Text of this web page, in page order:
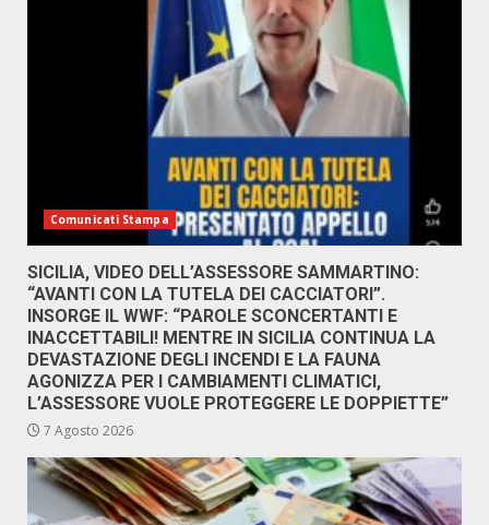
Comunicati Stampa
SICILIA, VIDEO DELL’ASSESSORE SAMMARTINO:
“AVANTI CON LA TUTELA DEI CACCIATORI”.
INSORGE IL WWF: “PAROLE SCONCERTANTI E
INACCETTABILI! MENTRE IN SICILIA CONTINUA LA
DEVASTAZIONE DEGLI INCENDI E LA FAUNA
AGONIZZA PER I CAMBIAMENTI CLIMATICI,
L’ASSESSORE VUOLE PROTEGGERE LE DOPPIETTE”
7 Agosto 2026